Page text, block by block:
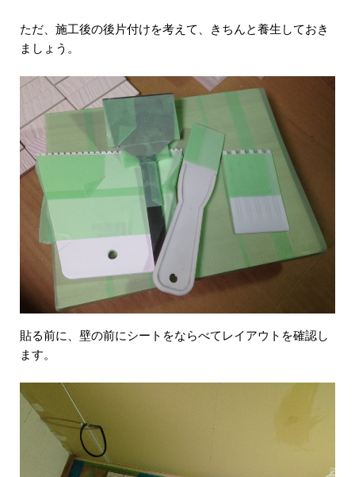
ただ、施工後の後片付けを考えて、きちんと養生しておき
ましょう。
貼る前に、壁の前にシートをならべてレイアウトを確認し
ます。